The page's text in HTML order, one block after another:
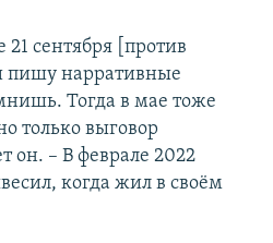
21 сентября [против
пишу нарративные
Тогда в мае тоже
только выговор
он. – В феврале 2022
когда жил в своём